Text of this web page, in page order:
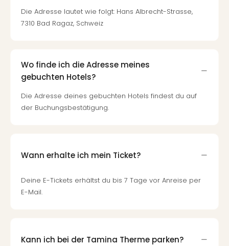
Die Adresse lautet wie folgt: Hans Albrecht-Strasse,
7310 Bad Ragaz, Schweiz
Wo finde ich die Adresse meines
gebuchten Hotels?
Die Adresse deines gebuchten Hotels findest du auf
der Buchungsbestätigung.
Wann erhalte ich mein Ticket?
Deine E-Tickets erhältst du bis 7 Tage vor Anreise per
E-Mail.
Kann ich bei der Tamina Therme parken?